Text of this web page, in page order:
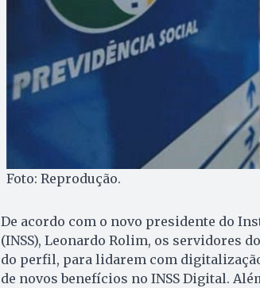
Foto: Reprodução.
De acordo com o novo presidente do
(INSS), Leonardo Rolim, os servidores
do perfil, para lidarem com
de novos benefícios no INSS Digital.